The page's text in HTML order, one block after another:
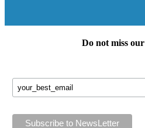
Do not miss our